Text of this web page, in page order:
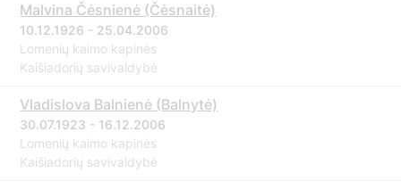
Malvina Čėsnienė (Čėsnaitė)
10.12.1926 - 25.04.2006
Lomenių kaimo kapinės
Kaišiadorių savivaldybė
Vladislova Balnienė (Balnytė)
30.07.1923 - 16.12.2006
Lomenių kaimo kapinės
Kaišiadorių savivaldybė